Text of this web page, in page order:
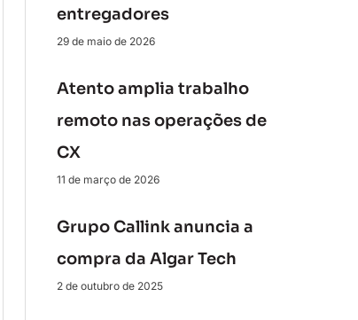
entregadores
29 de maio de 2026
Atento amplia trabalho
remoto nas operações de
CX
11 de março de 2026
Grupo Callink anuncia a
compra da Algar Tech
2 de outubro de 2025